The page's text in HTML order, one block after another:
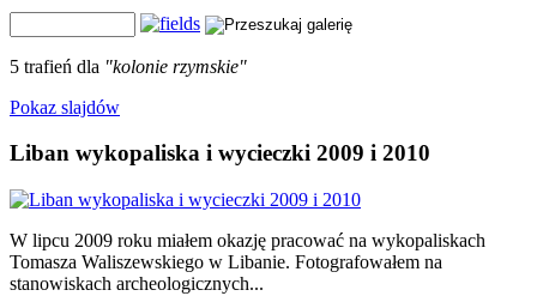
5 trafień dla "kolonie rzymskie"
Pokaz slajdów
Liban wykopaliska i wycieczki 2009 i 2010
W lipcu 2009 roku miałem okazję pracować na wykopaliskach
Tomasza Waliszewskiego w Libanie. Fotografowałem na
stanowiskach archeologicznych...